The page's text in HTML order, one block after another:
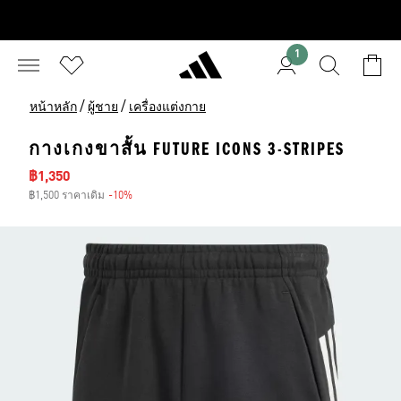
1
หน้าหลัก / ผู้ชาย / เครื่องแต่งกาย
กางเกงขาสั้น FUTURE ICONS 3-STRIPES
ราคาลด
฿1,350
฿1,500 ราคาเดิม -10%